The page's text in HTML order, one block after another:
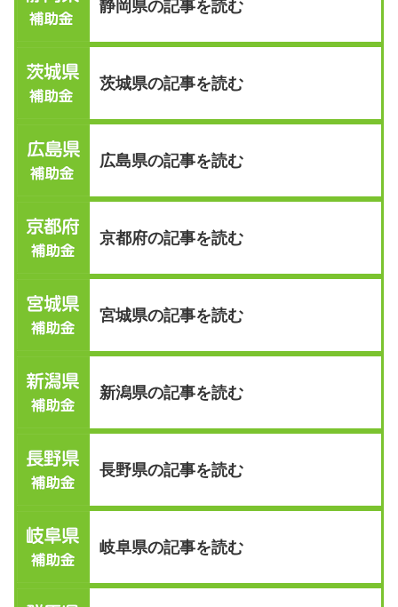
静岡県の記事を読む
茨城県の記事を読む
広島県の記事を読む
京都府の記事を読む
宮城県の記事を読む
新潟県の記事を読む
長野県の記事を読む
岐阜県の記事を読む